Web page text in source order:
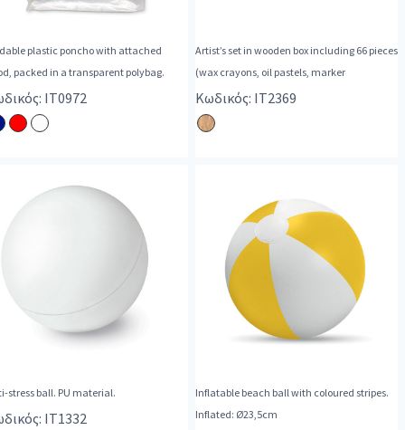
plastic poncho with attached
packed in a transparent polybag.
IT0972
Artist’s set in wooden box including 66 pieces
(wax crayons, oil pastels, marker
Κωδικός: IT2369
stress ball. PU material.
IT1332
Inflatable beach ball with coloured stripes.
Inflated: Ø23,5cm